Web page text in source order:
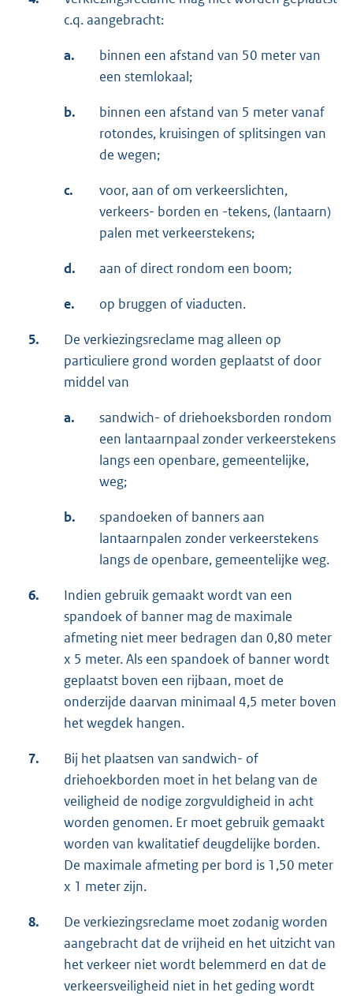
c.q. aangebracht:
a.
binnen een afstand van 50 meter van
een stemlokaal;
b.
binnen een afstand van 5 meter vanaf
rotondes, kruisingen of splitsingen van
de wegen;
c.
voor, aan of om verkeerslichten,
verkeers- borden en -tekens, (lantaarn)
palen met verkeerstekens;
d. aan of direct rondom een boom;
e. op bruggen of viaducten.
5.
De verkiezingsreclame mag alleen op
particuliere grond worden geplaatst of door
middel van
a.
sandwich- of driehoeksborden rondom
een lantaarnpaal zonder verkeerstekens
langs een openbare, gemeentelijke,
weg;
b.
spandoeken of banners aan
lantaarnpalen zonder verkeerstekens
langs de openbare, gemeentelijke weg.
6.
Indien gebruik gemaakt wordt van een
spandoek of banner mag de maximale
afmeting niet meer bedragen dan 0,80 meter
x 5 meter. Als een spandoek of banner wordt
geplaatst boven een rijbaan, moet de
onderzijde daarvan minimaal 4,5 meter boven
het wegdek hangen.
7.
Bij het plaatsen van sandwich- of
driehoekborden moet in het belang van de
veiligheid de nodige zorgvuldigheid in acht
worden genomen. Er moet gebruik gemaakt
worden van kwalitatief deugdelijke borden.
De maximale afmeting per bord is 1,50 meter
x 1 meter zijn.
8.
De verkiezingsreclame moet zodanig worden
aangebracht dat de vrijheid en het uitzicht van
het verkeer niet wordt belemmerd en dat de
verkeersveiligheid niet in het geding wordt